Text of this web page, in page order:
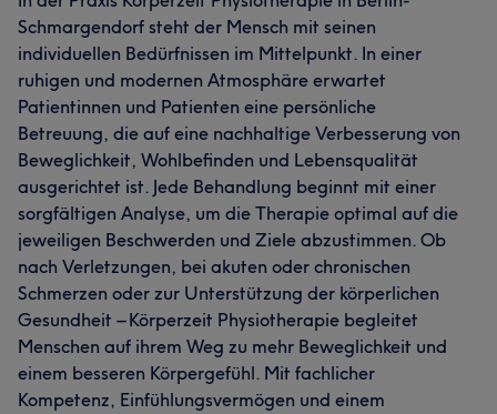
Schmargendorf steht der Mensch mit seinen
individuellen Bedürfnissen im Mittelpunkt. In einer
ruhigen und modernen Atmosphäre erwartet
Patientinnen und Patienten eine persönliche
Betreuung, die auf eine nachhaltige Verbesserung von
Beweglichkeit, Wohlbefinden und Lebensqualität
ausgerichtet ist. Jede Behandlung beginnt mit einer
sorgfältigen Analyse, um die Therapie optimal auf die
jeweiligen Beschwerden und Ziele abzustimmen. Ob
nach Verletzungen, bei akuten oder chronischen
Schmerzen oder zur Unterstützung der körperlichen
Gesundheit – Körperzeit Physiotherapie begleitet
Menschen auf ihrem Weg zu mehr Beweglichkeit und
einem besseren Körpergefühl. Mit fachlicher
Kompetenz, Einfühlungsvermögen und einem